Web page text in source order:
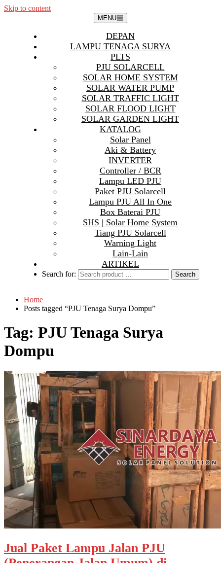
Skip to content
MENU
DEPAN
LAMPU TENAGA SURYA
PLTS
PJU SOLARCELL
SOLAR HOME SYSTEM
SOLAR WATER PUMP
SOLAR TRAFFIC LIGHT
SOLAR FLOOD LIGHT
SOLAR GARDEN LIGHT
KATALOG
Solar Panel
Aki & Battery
INVERTER
Controller / BCR
Lampu LED PJU
Paket PJU Solarcell
Lampu PJU All In One
Box Baterai PJU
SHS | Solar Home System
Tiang PJU Solarcell
Warning Light
Lain-Lain
ARTIKEL
Search for:
Home
Posts tagged “PJU Tenaga Surya Dompu”
Tag: PJU Tenaga Surya
Dompu
Jual Paket Lampu Jalan PJU